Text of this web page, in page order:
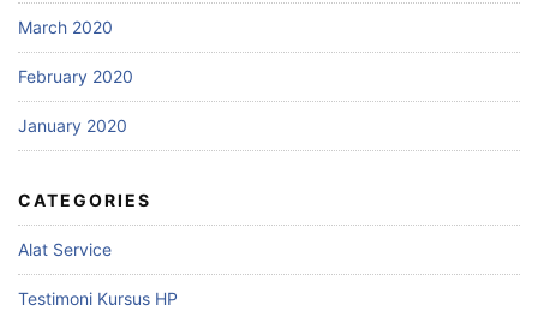
March 2020
February 2020
January 2020
CATEGORIES
Alat Service
Testimoni Kursus HP